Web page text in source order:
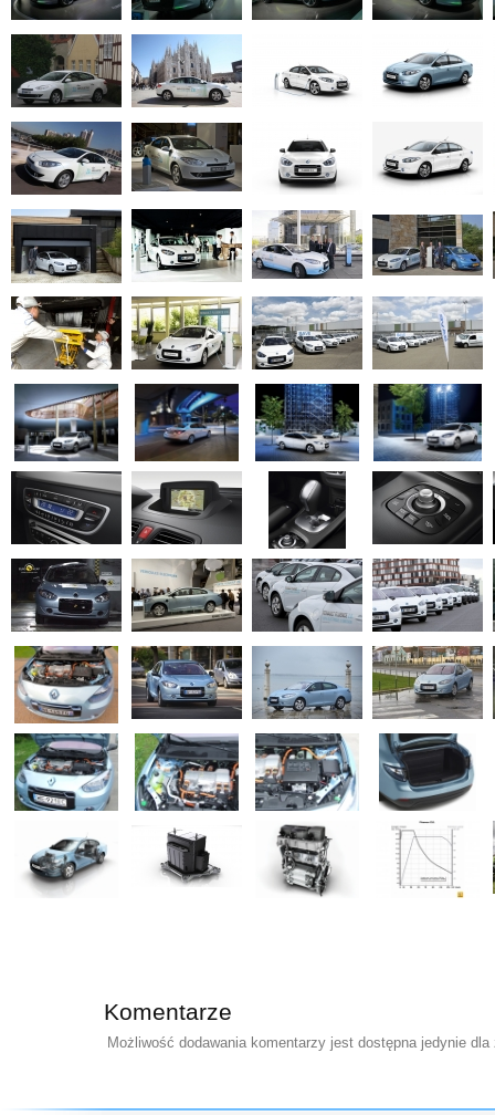
Komentarze
Możliwość dodawania komentarzy jest dostępna jedynie